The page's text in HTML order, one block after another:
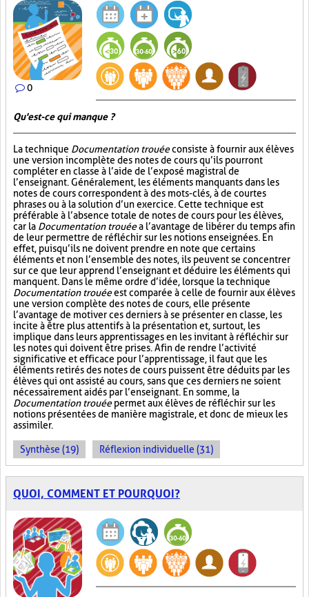
0
Qu'est-ce qui manque ?
La technique Documentation trouéeconsiste à fournir aux élèves
une version incomplète des notes de cours qu’ils pourront
compléter en classe à l’aide de l’exposé magistral de
l’enseignant. Généralement, les éléments manquants dans les
notes de cours correspondent à des mots-clés, à de courtes
phrases ou à la solution d’un exercice. Cette technique est
préférable à l’absence totale de notes de cours pour les élèves,
car la Documentation trouéea l’avantage de libérer du temps afin
de leur permettre de réfléchir sur les notions enseignées. En
effet, puisqu’ils ne doivent prendre en note que certains
éléments et non l’ensemble des notes, ils peuvent se concentrer
sur ce que leur apprend l’enseignant et déduire les éléments qui
manquent. Dans le même ordre d’idée, lorsque la technique
Documentation trouéeest comparée à celle de fournir aux élèves
une version complète des notes de cours, elle présente
l’avantage de motiver ces derniers à se présenter en classe, les
incite à être plus attentifs à la présentation et, surtout, les
implique dans leurs apprentissages en les invitant à réfléchir sur
les notes qui doivent être prises. Afin de rendre l’activité
significative et efficace pour l’apprentissage, il faut que les
éléments retirés des notes de cours puissent être déduits par les
élèves qui ont assisté au cours, sans que ces derniers ne soient
nécessairement aidés par l’enseignant. En somme, la
Documentation trouéepermet aux élèves de réfléchir sur les
notions présentées de manière magistrale, et donc de mieux les
assimiler.
Synthèse (19) Réflexion individuelle (31)
QUOI, COMMENT ET POURQUOI?